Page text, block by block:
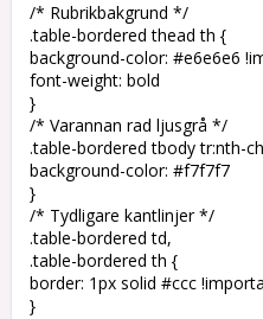
/* Rubrikbakgrund */
.table-bordered thead th {
background-color: #e6e6e6
font-weight: bold
}
/* Varannan rad ljusgrå */
.table-bordered tbody tr:nth-
background-color: #f7f7f7
}
/* Tydligare kantlinjer */
.table-bordered td,
.table-bordered th {
border: 1px solid #ccc
}